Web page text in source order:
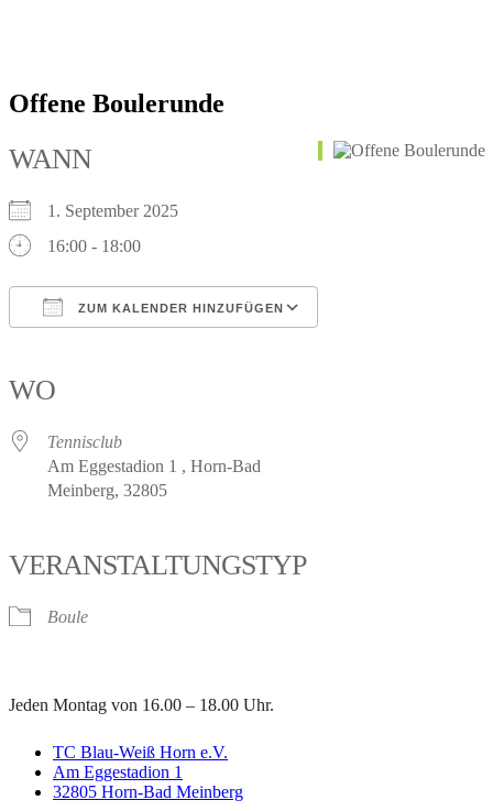
Offene Boulerunde
WANN
1. September 2025
16:00 - 18:00
ZUM KALENDER HINZUFÜGEN
WO
Tennisclub
Am Eggestadion 1 , Horn-Bad
Meinberg, 32805
VERANSTALTUNGSTYP
Boule
Jeden Montag von 16.00 – 18.00 Uhr.
TC Blau-Weiß Horn e.V.
Am Eggestadion 1
32805 Horn-Bad Meinberg